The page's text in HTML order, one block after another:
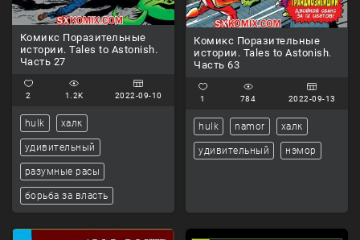
Комикс Поразительные
истории. Tales to Astonish.
Часть 27
2 1.2K 2022-09-10
hulk халк
удивительный
разумные расы
борьба за власть
Комикс Поразительные
истории. Tales to Astonish.
Часть 63
1 784 2022-09-13
hulk namor халк
удивительный нэмор